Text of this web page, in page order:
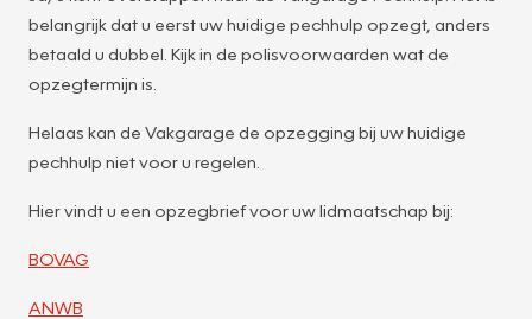
belangrijk dat u eerst uw huidige pechhulp opzegt, anders
betaald u dubbel. Kijk in de polisvoorwaarden wat de
opzegtermijn is.
Helaas kan de Vakgarage de opzegging bij uw huidige
pechhulp niet voor u regelen.
Hier vindt u een opzegbrief voor uw lidmaatschap bij:
BOVAG
ANWB